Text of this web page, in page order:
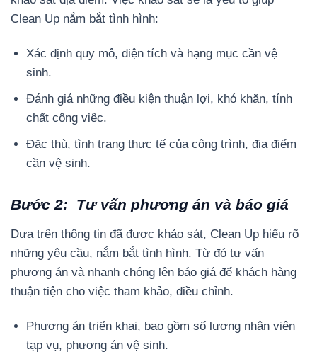
Clean Up nắm bắt tình hình:
Xác định quy mô, diện tích và hạng mục cần vệ
sinh.
Đánh giá những điều kiện thuận lợi, khó khăn, tính
chất công việc.
Đặc thù, tình trạng thực tế của công trình, địa điểm
cần vệ sinh.
Bước 2: Tư vấn phương án và báo giá
Dựa trên thông tin đã được khảo sát, Clean Up hiểu rõ
những yêu cầu, nắm bắt tình hình. Từ đó tư vấn
phương án và nhanh chóng lên báo giá để khách hàng
thuận tiện cho việc tham khảo, điều chỉnh.
Phương án triển khai, bao gồm số lượng nhân viên
tạp vụ, phương án vệ sinh.